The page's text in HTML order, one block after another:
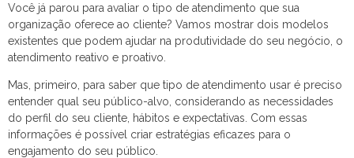
Você já parou para avaliar o tipo de atendimento que sua
organização oferece ao cliente? Vamos mostrar dois modelos
existentes que podem ajudar na produtividade do seu negócio, o
atendimento reativo e proativo.
Mas, primeiro, para saber que tipo de atendimento usar é preciso
entender qual seu público-alvo, considerando as necessidades
do perfil do seu cliente, hábitos e expectativas. Com essas
informações é possível criar estratégias eficazes para o
engajamento do seu público.